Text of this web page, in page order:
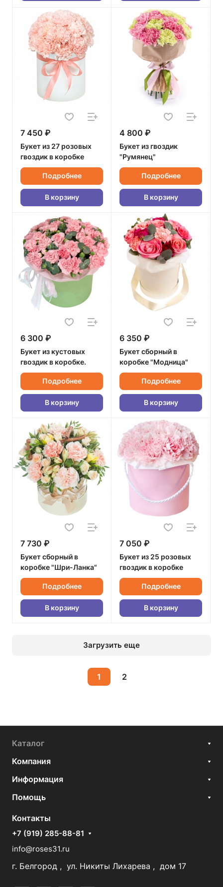
7 450 ₽
Букет из 27 розовых
гвоздик в коробке
Подробнее
В корзину
4 800 ₽
Букет из гвоздик
"Румянец"
Подробнее
В корзину
6 300 ₽
Букет из кустовых
гвоздик в коробке.
Подробнее
В корзину
6 350 ₽
Букет сборный в
коробке "Модница"
Подробнее
В корзину
7 730 ₽
Букет сборный в
коробке "Шри-Ланка"
Подробнее
В корзину
7 050 ₽
Букет из 25 розовых
гвоздик в коробке
Подробнее
В корзину
Загрузить еще
1 2
Каталог
Компания
Информация
Помощь
Контакты
+7 (919) 285-88-81
info@roses31.ru
г. Белгород , ул. Никиты Лихарева , дом 17